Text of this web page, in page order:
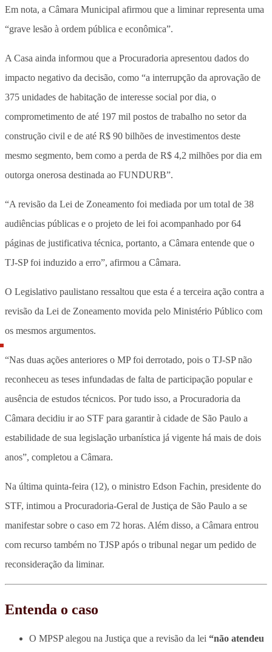
Em nota, a Câmara Municipal afirmou que a liminar representa uma
“grave lesão à ordem pública e econômica”.
A Casa ainda informou que a Procuradoria apresentou dados do
impacto negativo da decisão, como “a interrupção da aprovação de
375 unidades de habitação de interesse social por dia, o
comprometimento de até 197 mil postos de trabalho no setor da
construção civil e de até R$ 90 bilhões de investimentos deste
mesmo segmento, bem como a perda de R$ 4,2 milhões por dia em
outorga onerosa destinada ao FUNDURB”.
“A revisão da Lei de Zoneamento foi mediada por um total de 38
audiências públicas e o projeto de lei foi acompanhado por 64
páginas de justificativa técnica, portanto, a Câmara entende que o
TJ-SP foi induzido a erro”, afirmou a Câmara.
O Legislativo paulistano ressaltou que esta é a terceira ação contra a
revisão da Lei de Zoneamento movida pelo Ministério Público com
os mesmos argumentos.
“Nas duas ações anteriores o MP foi derrotado, pois o TJ-SP não
reconheceu as teses infundadas de falta de participação popular e
ausência de estudos técnicos. Por tudo isso, a Procuradoria da
Câmara decidiu ir ao STF para garantir à cidade de São Paulo a
estabilidade de sua legislação urbanística já vigente há mais de dois
anos”, completou a Câmara.
Na última quinta-feira (12), o ministro Edson Fachin, presidente do
STF, intimou a Procuradoria-Geral de Justiça de São Paulo a se
manifestar sobre o caso em 72 horas. Além disso, a Câmara entrou
com recurso também no TJSP após o tribunal negar um pedido de
reconsideração da liminar.
Entenda o caso
O MPSP alegou na Justiça que a revisão da lei “não atendeu